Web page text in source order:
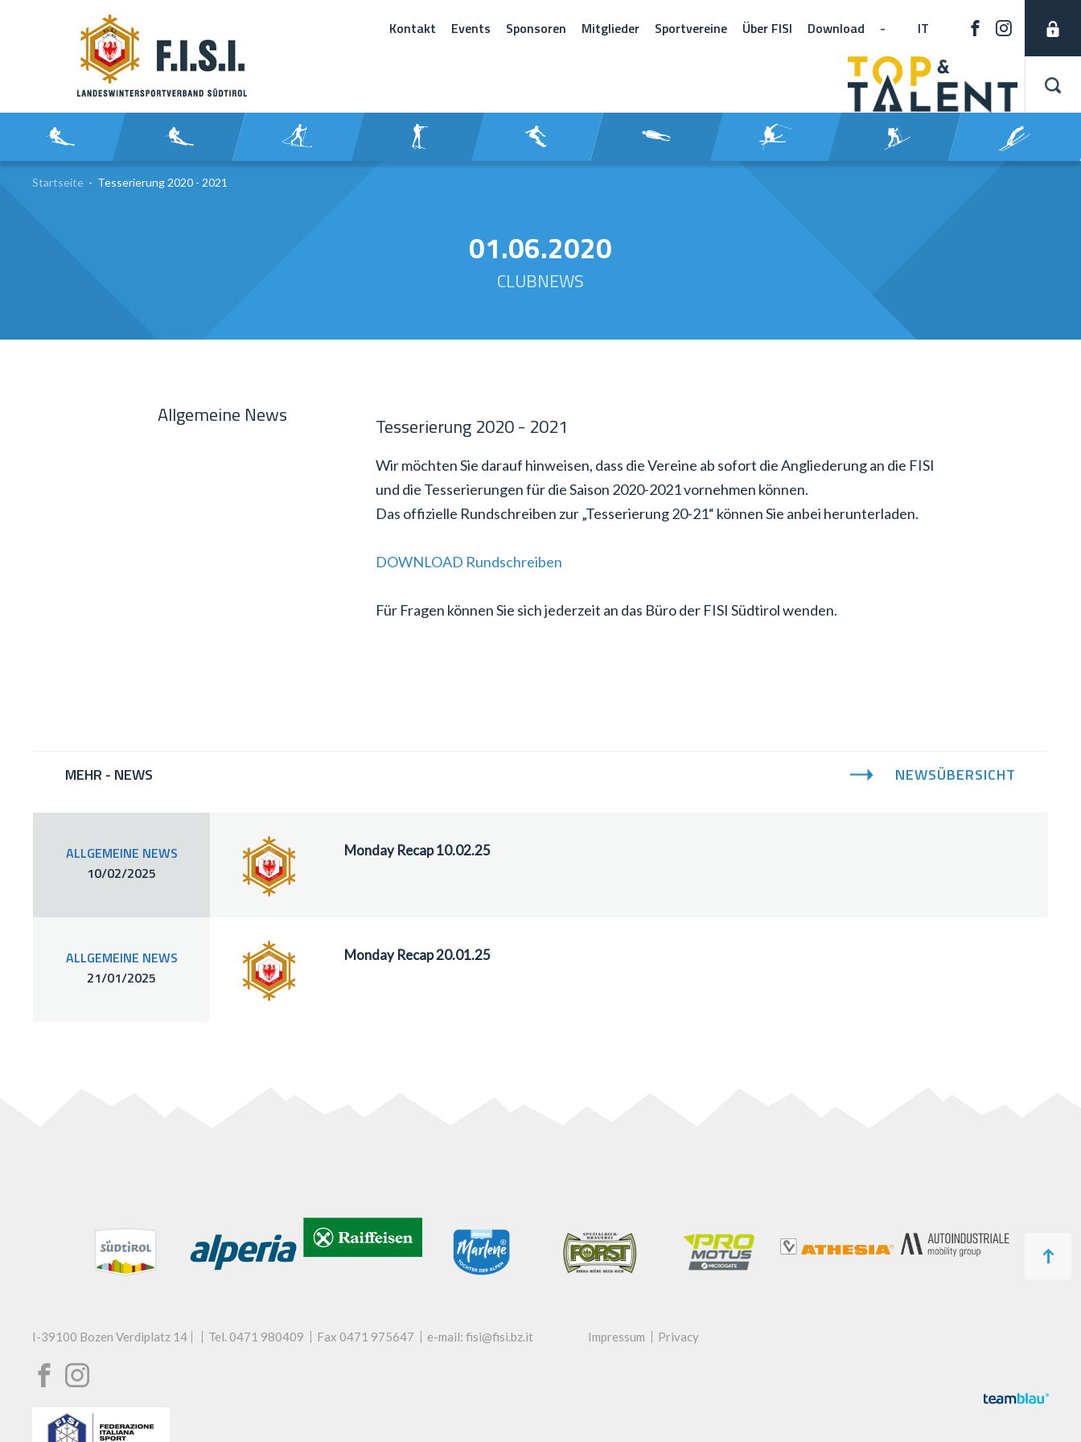
Kontakt Events Sponsoren Mitglieder Sportvereine Über FISI Download - IT
SUCHEN
Startseite - Tesserierung 2020 - 2021
01.06.2020
CLUBNEWS
Allgemeine News Tesserierung 2020 - 2021
Wir möchten Sie darauf hinweisen, dass die Vereine ab sofort die Angliederung an die FISI
und die Tesserierungen für die Saison 2020-2021 vornehmen können.
Das offizielle Rundschreiben zur „Tesserierung 20-21“ können Sie anbei herunterladen.
DOWNLOAD Rundschreiben
Für Fragen können Sie sich jederzeit an das Büro der FISI Südtirol wenden.
MEHR - NEWS NEWSÜBERSICHT
ALLGEMEINE NEWS
10/02/2025
Monday Recap 10.02.25
ALLGEMEINE NEWS
21/01/2025
Monday Recap 20.01.25
I-39100 Bozen Verdiplatz 14 Tel. 0471 980409 Fax 0471 975647 e-mail: fisi@fisi.bz.it Impressum Privacy